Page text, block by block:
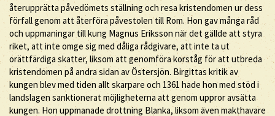
återupprätta påvedömets ställning och resa kristendomen ur dess
förfall genom att återföra påvestolen till Rom. Hon gav många råd
och uppmaningar till kung Magnus Eriksson när det gällde att styra
riket, att inte omge sig med dåliga rådgivare, att inte ta ut
orättfärdiga skatter, liksom att genomföra korståg för att utbreda
kristendomen på andra sidan av Östersjön. Birgittas kritik av
kungen blev med tiden allt skarpare och 1361 hade hon med stöd i
landslagen sanktionerat möjligheterna att genom uppror avsätta
kungen. Hon uppmanade drottning Blanka, liksom även makthavare